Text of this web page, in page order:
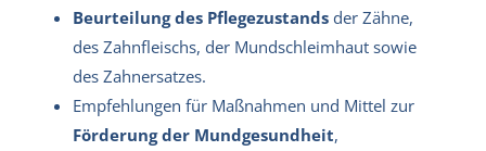
Beurteilung des Pflegezustands der Zähne,
des Zahnfleischs, der Mundschleimhaut sowie
des Zahnersatzes.
Empfehlungen für Maßnahmen und Mittel zur
Förderung der Mundgesundheit,